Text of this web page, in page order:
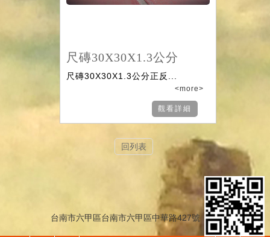
尺磚30X30X1.3公分
尺磚30X30X1.3公分正反...
<more>
觀看詳細
回列表
台南市六甲區台南市六甲區中華路427號